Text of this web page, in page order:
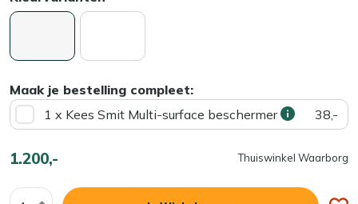
Maak je bestelling compleet:
1 x Kees Smit Multi-surface beschermer
38,-
1.200,- Thuiswinkel Waarborg
Aantal